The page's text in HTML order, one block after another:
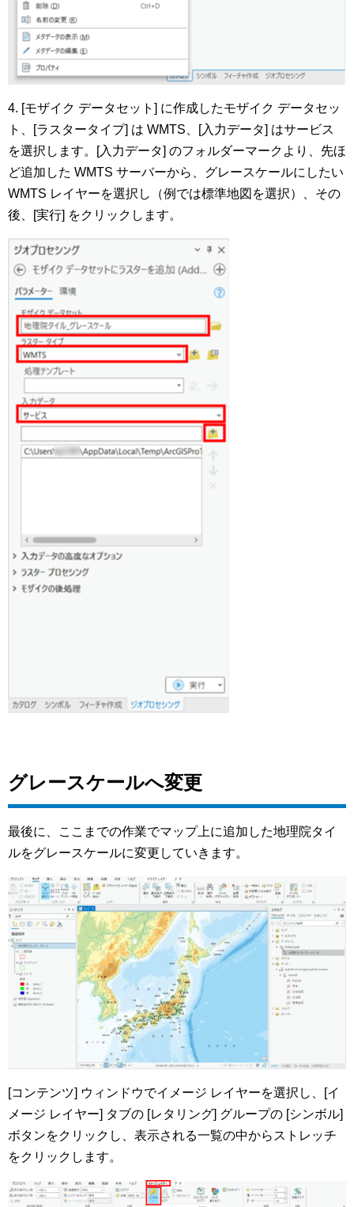
4. [モザイク データセット] に作成したモザイク データセッ
ト、[ラスタータイプ] は WMTS、[入力データ] はサービス
を選択します。[入力データ] のフォルダーマークより、先ほ
ど追加した WMTS サーバーから、グレースケールにしたい
WMTS レイヤーを選択し（例では標準地図を選択）、その
後、[実行] をクリックします。
グレースケールへ変更
最後に、ここまでの作業でマップ上に追加した地理院タイ
ルをグレースケールに変更していきます。
[コンテンツ] ウィンドウでイメージ レイヤーを選択し、[イ
メージ レイヤー] タブの [レタリング] グループの [シンボル]
ボタンをクリックし、表示される一覧の中からストレッチ
をクリックします。